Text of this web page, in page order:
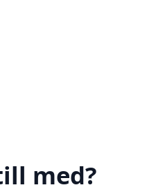
med?